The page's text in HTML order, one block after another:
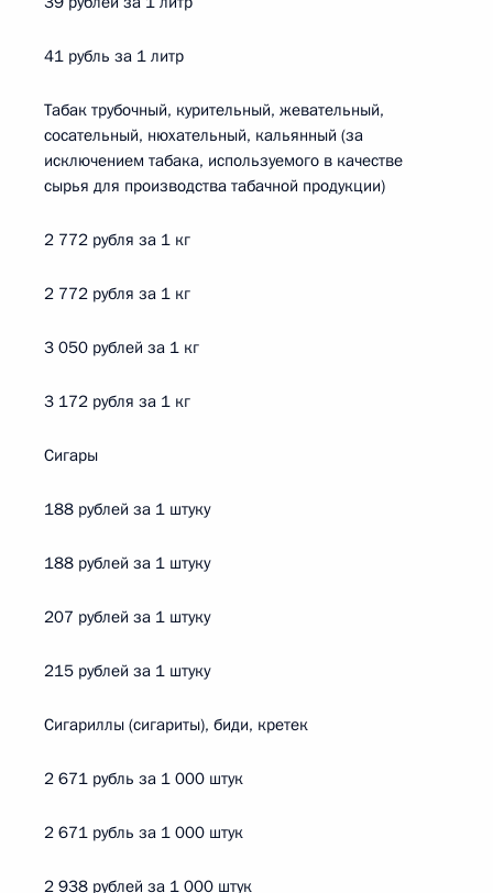
41 рубль за 1 литр
Табак трубочный, курительный, жевательный,
сосательный, нюхательный, кальянный (за
исключением табака, используемого в качестве
сырья для производства табачной продукции)
2 772 рубля за 1 кг
2 772 рубля за 1 кг
3 050 рублей за 1 кг
3 172 рубля за 1 кг
Сигары
188 рублей за 1 штуку
188 рублей за 1 штуку
207 рублей за 1 штуку
215 рублей за 1 штуку
Сигариллы (сигариты), биди, кретек
2 671 рубль за 1 000 штук
2 671 рубль за 1 000 штук
2 938 рублей за 1 000 штук